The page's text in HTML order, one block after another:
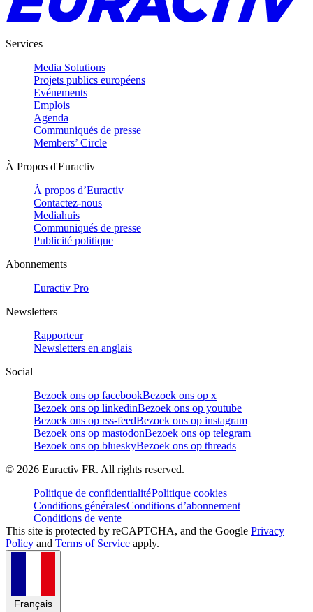
Services
Media Solutions
Projets publics européens
Evénements
Emplois
Agenda
Communiqués de presse
Members’ Circle
À Propos d'Euractiv
À propos d’Euractiv
Contactez-nous
Mediahuis
Communiqués de presse
Publicité politique
Abonnements
Euractiv Pro
Newsletters
Rapporteur
Newsletters en anglais
Social
Bezoek ons op facebookBezoek ons op x
Bezoek ons op linkedinBezoek ons op youtube
Bezoek ons op rss-feedBezoek ons op instagram
Bezoek ons op mastodonBezoek ons op telegram
Bezoek ons op blueskyBezoek ons op threads
© 2026 Euractiv FR. All rights reserved.
Politique de confidentialitéPolitique cookies
Conditions généralesConditions d’abonnement
Conditions de vente
This site is protected by reCAPTCHA, and the Google Privacy
Policy and Terms of Service apply.
Français